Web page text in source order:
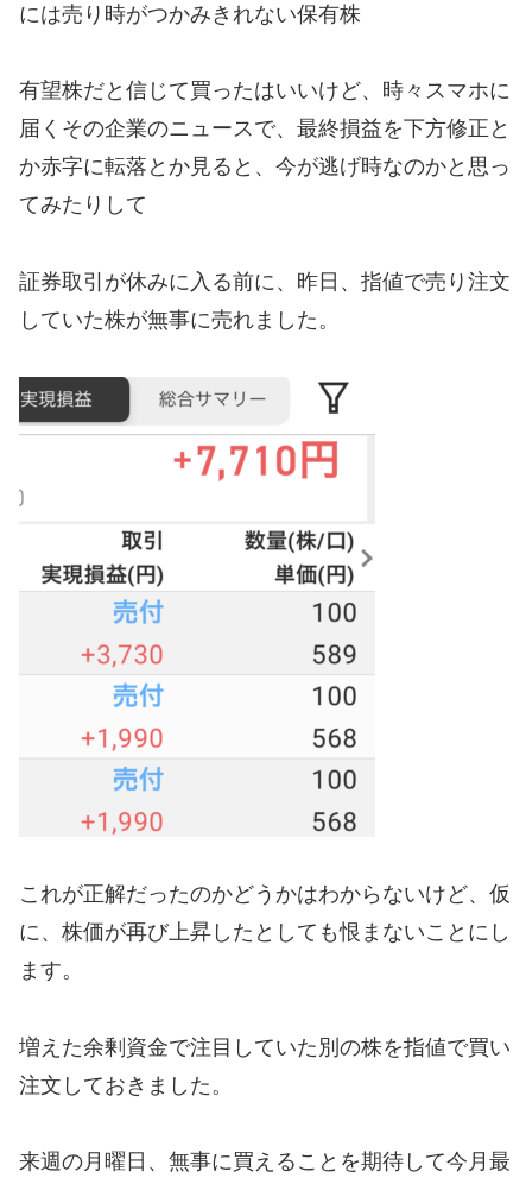
には売り時がつかみきれない保有株
有望株だと信じて買ったはいいけど、時々スマホに
届くその企業のニュースで、最終損益を下方修正と
か赤字に転落とか見ると、今が逃げ時なのかと思っ
てみたりして
証券取引が休みに入る前に、昨日、指値で売り注文
していた株が無事に売れました。
これが正解だったのかどうかはわからないけど、仮
に、株価が再び上昇したとしても恨まないことにし
ます。
増えた余剰資金で注目していた別の株を指値で買い
注文しておきました。
来週の月曜日、無事に買えることを期待して今月最